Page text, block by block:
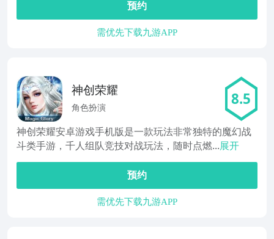
预约
需优先下载九游APP
神创荣耀
角色扮演 8.5
神创荣耀安卓游戏手机版是一款玩法非常独特的魔幻战
斗类手游，千人组队竞技对战玩法，随时点燃...展开
预约
需优先下载九游APP